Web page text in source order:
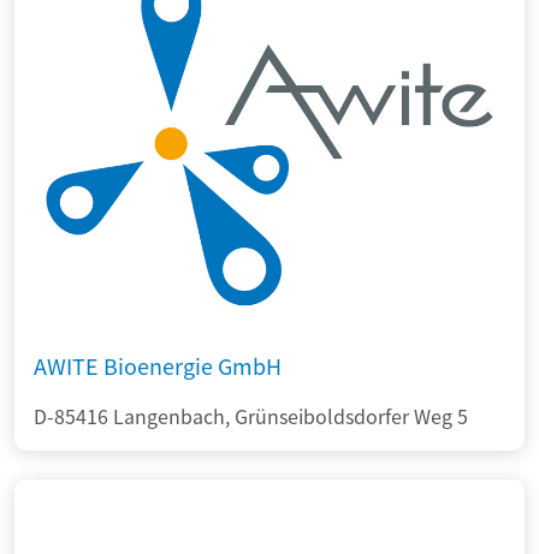
AWITE Bioenergie GmbH
D-85416 Langenbach, Grünseiboldsdorfer Weg 5